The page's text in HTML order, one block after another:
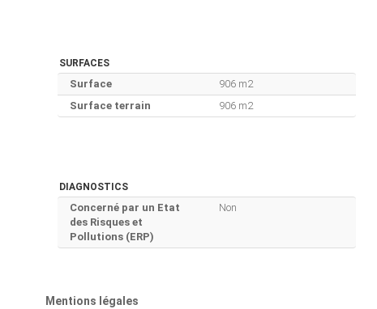
SURFACES
Surface
906 m2
Surface terrain
906 m2
DIAGNOSTICS
Concerné par un Etat
des Risques et
Pollutions (ERP)
Non
Mentions légales